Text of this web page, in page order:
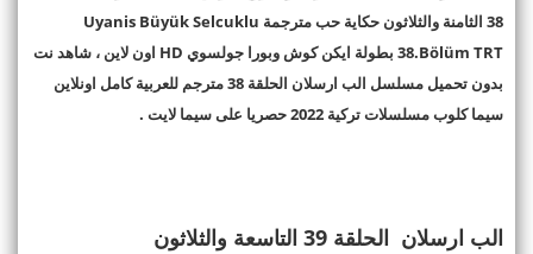
38 الثامنة والثلاثون حكاية حب مترجمة Uyanis Büyük Selcuklu
38.Bölüm TRT بطولة ايكن كوش وبورا جولسوي HD اون لاين ، شاهد نت
بدون تحميل مسلسل الب ارسلان الحلقة 38 مترجم للعربية كامل اونلاين
سيما كلوب مسلسلات تركية 2022 حصريا على سيما لايت .
الب ارسلان الحلقة 39 التاسعة والثلاثون